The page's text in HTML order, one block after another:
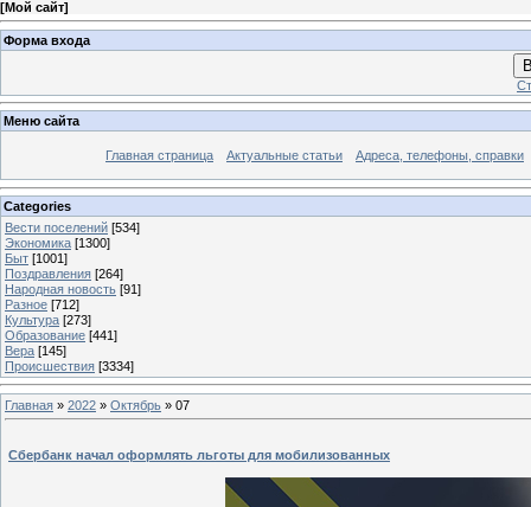
[Мой сайт]
Форма входа
Меню сайта
Главная страница Актуальные статьи Адреса, телефоны, справки
Categories
Вести поселений [534]
Экономика [1300]
Быт [1001]
Поздравления [264]
Народная новость [91]
Разное [712]
Культура [273]
Образование [441]
Вера [145]
Происшествия [3334]
Главная » 2022 » Октябрь » 07
Сбербанк начал оформлять льготы для мобилизованных